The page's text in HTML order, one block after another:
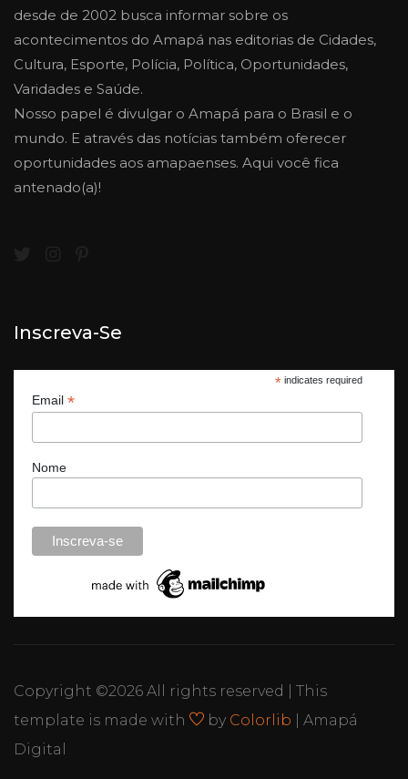
desde de 2002 busca informar sobre os
acontecimentos do Amapá nas editorias de Cidades,
Cultura, Esporte, Polícia, Política, Oportunidades,
Varidades e Saúde.
Nosso papel é divulgar o Amapá para o Brasil e o
mundo. E através das notícias também oferecer
oportunidades aos amapaenses. Aqui você fica
antenado(a)!
Inscreva-Se
*indicates required
Email *
Nome
Copyright ©2026 All rights reserved | This
template is made with
by Colorlib | Amapá
Digital